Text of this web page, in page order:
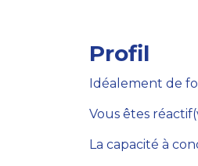
Profil
Idéalement de
Vous êtes
La capacité à